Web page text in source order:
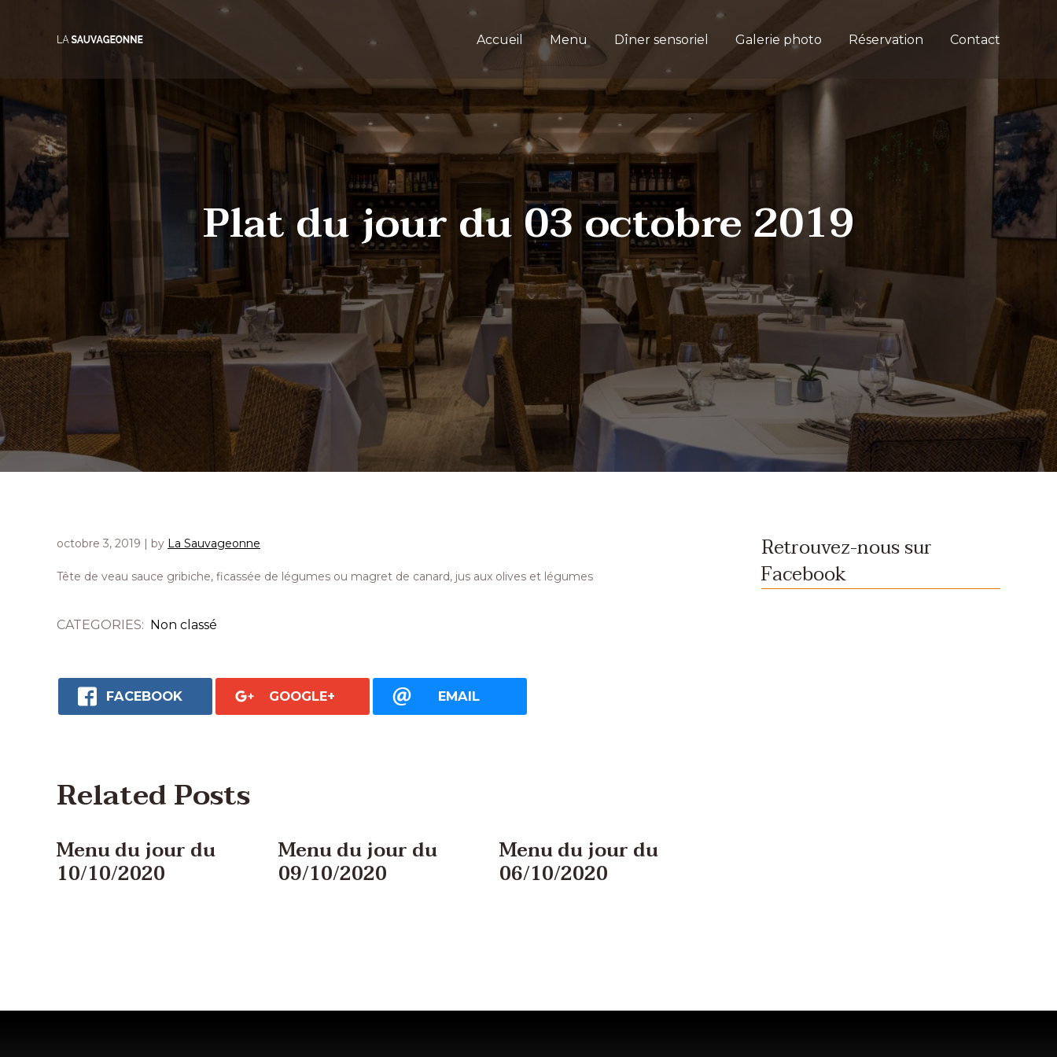
Accueil Menu Dîner sensoriel Galerie photo Réservation Contact
Plat du jour du 03 octobre 2019
octobre 3, 2019 | by La Sauvageonne
Tête de veau sauce gribiche, ficassée de légumes ou magret de canard, jus aux olives et légumes
CATEGORIES: Non classé
FACEBOOK GOOGLE+ EMAIL
Related Posts
Menu du jour du
10/10/2020
Menu du jour du
09/10/2020
Menu du jour du
06/10/2020
Retrouvez-nous sur
Facebook